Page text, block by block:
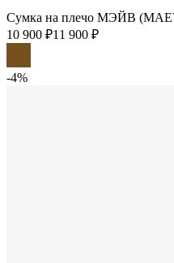
Сумка на плечо МЭЙВ
10 900 ₽11 900 ₽
-4%